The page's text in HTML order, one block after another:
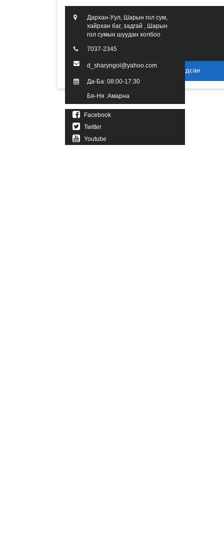
Дархан-Уул, Шарын гол сум,
хайрхан баг, задгай , Шарын
гол сумын шуудан холбоо
7037-2345
d_sharyngol@yahoo.com
Да-Ба: 08:00-17:30
Бя-Ня :Амарна
Facebook
Twitter
Youtube
2016 он. Бүх эрх хуулиар хамгаалагдсан